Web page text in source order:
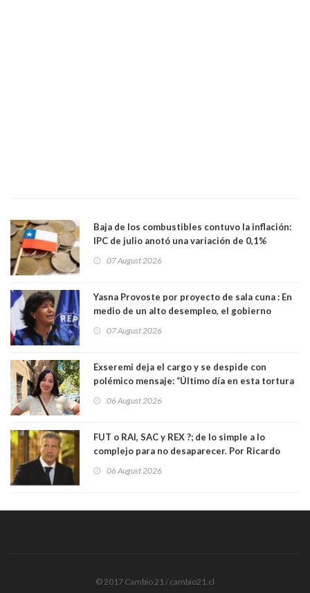
Baja de los combustibles contuvo la inflación:
IPC de julio anotó una variación de 0,1%
07 August 2026
Yasna Provoste por proyecto de sala cuna : En
medio de un alto desempleo, el gobierno
07 August 2026
Exseremi deja el cargo y se despide con
polémico mensaje: “Último día en esta tortura
06 August 2026
FUT o RAI, SAC y REX ?; de lo simple a lo
complejo para no desaparecer. Por Ricardo
06 August 2026
© 2017 Cambio 21 / cambio21.cl